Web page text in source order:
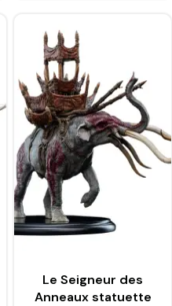
Le Seigneur des
Anneaux statuette